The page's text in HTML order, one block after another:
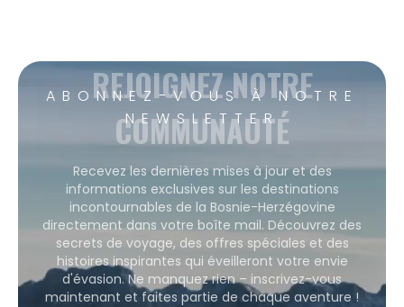
ABONNEZ-VOUS À NOTRE
NEWSLETTER
REJOIGNEZ NOTRE
COMMUNAUTÉ
Recevez les dernières mises à jour et des
informations exclusives sur les destinations
incontournables de la Bosnie-Herzégovine
directement dans votre boîte mail. Découvrez des
secrets de voyage, des offres spéciales et des
histoires inspirantes qui éveilleront votre envie
d'évasion. Ne manquez rien – inscrivez-vous
maintenant et faites partie de chaque aventure !